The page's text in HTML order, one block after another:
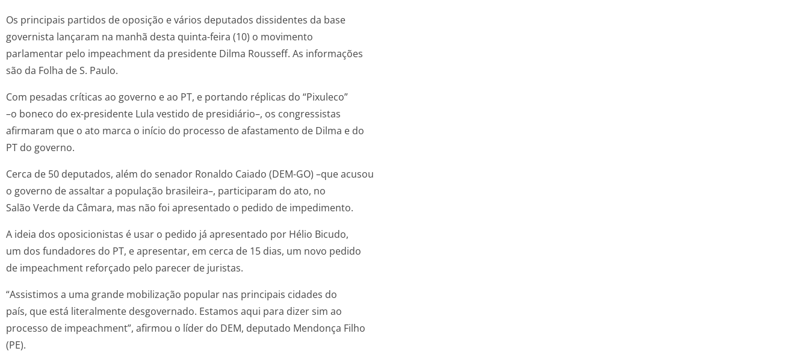
Os principais partidos de oposição e vários deputados dissidentes da base
governista lançaram na manhã desta quinta-feira (10) o movimento
parlamentar pelo impeachment da presidente Dilma Rousseff. As informações
são da Folha de S. Paulo.
Com pesadas críticas ao governo e ao PT, e portando réplicas do “Pixuleco”
–o boneco do ex-presidente Lula vestido de presidiário–, os congressistas
afirmaram que o ato marca o início do processo de afastamento de Dilma e do
PT do governo.
Cerca de 50 deputados, além do senador Ronaldo Caiado (DEM-GO) –que acusou
o governo de assaltar a população brasileira–, participaram do ato, no
Salão Verde da Câmara, mas não foi apresentado o pedido de impedimento.
A ideia dos oposicionistas é usar o pedido já apresentado por Hélio Bicudo,
um dos fundadores do PT, e apresentar, em cerca de 15 dias, um novo pedido
de impeachment reforçado pelo parecer de juristas.
“Assistimos a uma grande mobilização popular nas principais cidades do
país, que está literalmente desgovernado. Estamos aqui para dizer sim ao
processo de impeachment”, afirmou o líder do DEM, deputado Mendonça Filho
(PE).